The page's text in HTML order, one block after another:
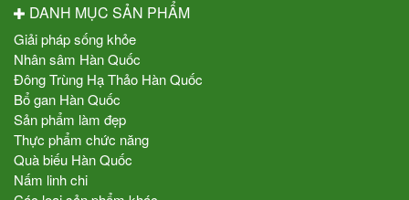
DANH MỤC SẢN PHẨM
Giải pháp sống khỏe
Nhân sâm Hàn Quốc
Đông Trùng Hạ Thảo Hàn Quốc
Bổ gan Hàn Quốc
Sản phẩm làm đẹp
Thực phẩm chức năng
Quà biếu Hàn Quốc
Nấm linh chi